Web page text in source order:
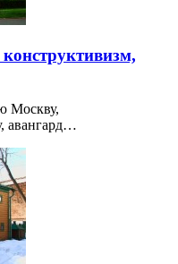
Москву,
авангард…